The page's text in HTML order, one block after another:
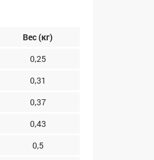
Вес (кг)
0,25
0,31
0,37
0,43
0,5